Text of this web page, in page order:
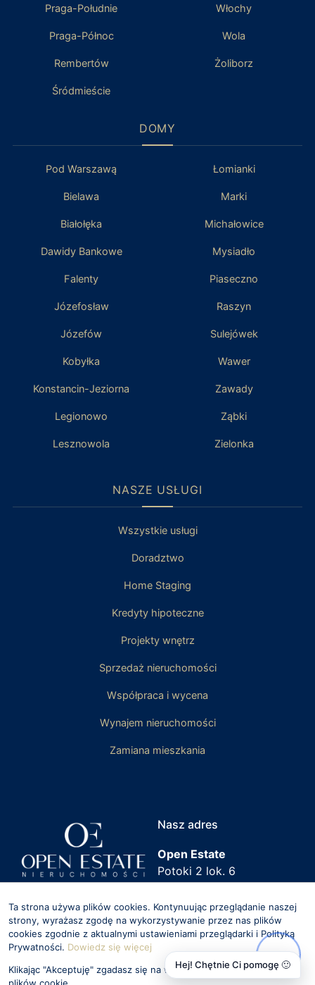
Praga-Południe
Praga-Północ
Rembertów
Śródmieście
Włochy
Wola
Żoliborz
DOMY
Pod Warszawą
Bielawa
Białołęka
Dawidy Bankowe
Falenty
Józefosław
Józefów
Kobyłka
Konstancin-Jeziorna
Legionowo
Lesznowola
Łomianki
Marki
Michałowice
Mysiadło
Piaseczno
Raszyn
Sulejówek
Wawer
Zawady
Ząbki
Zielonka
NASZE USŁUGI
Wszystkie usługi
Doradztwo
Home Staging
Kredyty hipoteczne
Projekty wnętrz
Sprzedaż nieruchomości
Współpraca i wycena
Wynajem nieruchomości
Zamiana mieszkania
Nasz adres
Open Estate
Potoki 2 lok. 6
02-717 Warszawa
Kontakt
biuro@openestate.pl
508-853-394
Tu nas znajdziesz
Zgłoś nieruchomość
Ta strona używa plików cookies. Kontynuując przeglądanie naszej
strony, wyrażasz zgodę na wykorzystywanie przez nas plików
cookies zgodnie z aktualnymi ustawieniami przeglądarki i Polityką
Prywatności. Dowiedz się więcej
Klikając "Akceptuję" zgadasz się na wykorzystywanie przez nas
Hej! Chętnie Ci pomogę 🙂